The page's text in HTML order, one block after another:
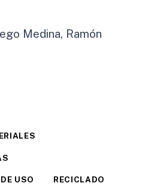
Medina, Ramón
USO RECICLADO